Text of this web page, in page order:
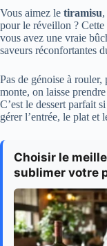
Vous aimez le tiramisu
pour le réveillon ?
vous avez une vraie
saveurs réconfortantes
Pas de génoise à
monte, on laisse
C’est le dessert parfait
gérer l’entrée, le plat et
Choisir le
sublimer votre